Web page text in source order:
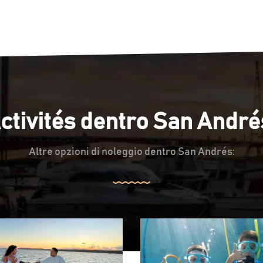
dentro San
Altre opzioni di noleggio dentro San Andrés: